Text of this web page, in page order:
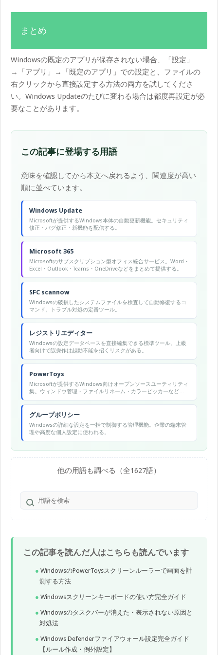
まとめ
Windowsの既定のアプリが保存されない場合、「設定」
→「アプリ」→「既定のアプリ」での設定と、ファイルの
右クリックから直接設定する方法の両方を試してくださ
い。Windows Updateのたびに変わる場合は都度再設定が必
要なことがあります。
この記事に登場する用語
意味を確認してから本文へ戻れるよう、関連度が高い
順に並べています。
Windows Update
Microsoftが提供するWindows本体の自動更新機能。セキュリティ
修正・バグ修正・新機能を配信する。
Microsoft 365
Microsoftのサブスクリプション型オフィス統合サービス。Word・
Excel・Outlook・Teams・OneDriveなどをまとめて提供する。
SFC scannow
Windowsの破損したシステムファイルを検査して自動修復するコ
マンド。トラブル対処の定番ツール。
レジストリエディター
Windowsの設定データベースを直接編集できる標準ツール。上級
者向けで誤操作は起動不能を招くリスクがある。
PowerToys
Microsoftが提供するWindows向けオープンソースユーティリティ
集。ウィンドウ管理・ファイルリネーム・カラーピッカーなど多
彩な拡張機能をまとめて提供する
グループポリシー
Windowsの詳細な設定を一括で制御する管理機能。企業の端末管
理や高度な個人設定に使われる。
他の用語も調べる（全1627語）
この記事を読んだ人はこちらも読んでいます
WindowsのPowerToysスクリーンルーラーで画面を計
測する方法
Windowsスクリーンキーボードの使い方完全ガイド
Windowsのタスクバーが消えた・表示されない原因と
対処法
Windows Defenderファイアウォール設定完全ガイド
【ルール作成・例外設定】